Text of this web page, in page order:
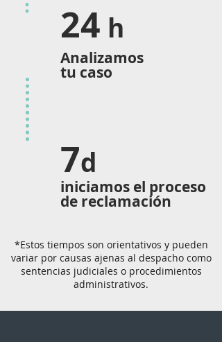
24 h
Analizamos
tu caso
7d
iniciamos el proceso
de reclamación
*Estos tiempos son orientativos y pueden
variar por causas ajenas al despacho como
sentencias judiciales o procedimientos
administrativos.